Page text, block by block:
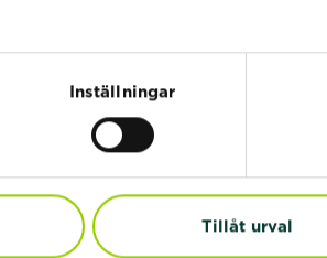
Inställningar
Tillåt urval